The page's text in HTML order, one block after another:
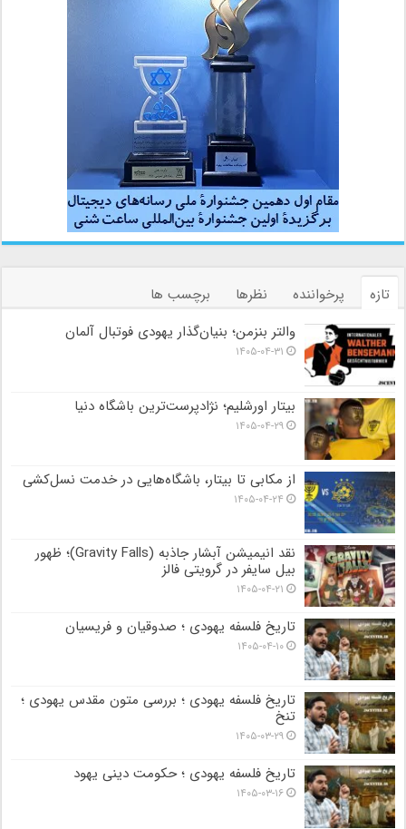
تازه پرخواننده نظرها
برچسب ها
والتر بنزمن؛ بنیان‌گذار یهودی فوتبال آلمان
۱۴۰۵-۰۴-۳۱
بیتار اورشلیم؛ نژادپرست‌ترین باشگاه دنیا
۱۴۰۵-۰۴-۲۹
از مکابی تا بیتار، باشگاه‌هایی در خدمت نسل‌کشی
۱۴۰۵-۰۴-۲۴
نقد انیمیشن آبشار جاذبه (Gravity Falls)؛ ظهور
بیل سایفر در گرویتی فالز
۱۴۰۵-۰۴-۲۱
تاریخ فلسفه یهودی ؛ صدوقیان و فریسیان
۱۴۰۵-۰۴-۱۰
تاریخ فلسفه یهودی ؛ بررسی متون مقدس یهودی ؛
تنخ
۱۴۰۵-۰۳-۲۹
تاریخ فلسفه یهودی ؛ حکومت دینی یهود
۱۴۰۵-۰۳-۱۶